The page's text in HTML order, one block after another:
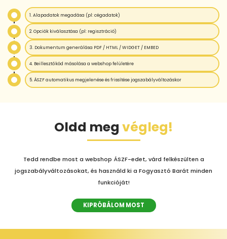
1. Alapadatok megadása (pl: cégadatok)
2. Opciók kiválasztása (pl: regisztráció)
3. Dokumentum generálása PDF / HTML / WIDGET / EMBED
4. Beillesztőkód másolása a webshop felületére
5. ÁSZF automatikus megjelenése és frissítése jogszabályváltozáskor
Oldd meg végleg!
Tedd rendbe most a webshop ÁSZF-edet, várd felkészülten a
jogszabályváltozásokat, és használd ki a Fogyasztó Barát minden
funkcióját!
KIPRÓBÁLOM MOST